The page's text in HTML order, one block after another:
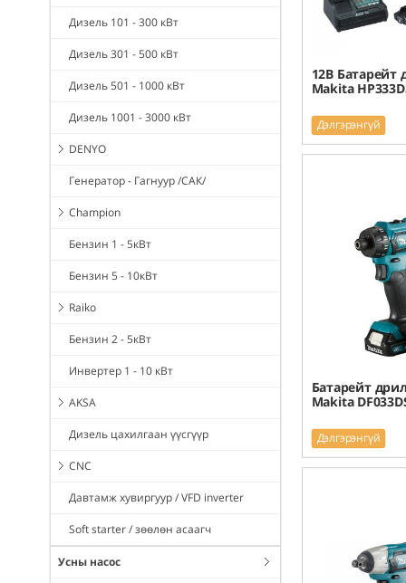
Дизель 101 - 300 кВт
Дизель 301 - 500 кВт
Дизель 501 - 1000 кВт
Дизель 1001 - 3000 кВт
DENYO
Генератор - Гагнуур /САК/
Champion
Бензин 1 - 5кВт
Бензин 5 - 10кВт
Raiko
Бензин 2 - 5кВт
Инвертер 1 - 10 кВт
AKSA
Дизель цахилгаан үүсгүүр
CNC
Давтамж хувиргуур / VFD inverter
Soft starter / зөөлөн асаагч
Усны насос
12В Батарейт
Makita
Дэлгэрэнгүй
Батарейт
Makita
Дэлгэрэнгүй